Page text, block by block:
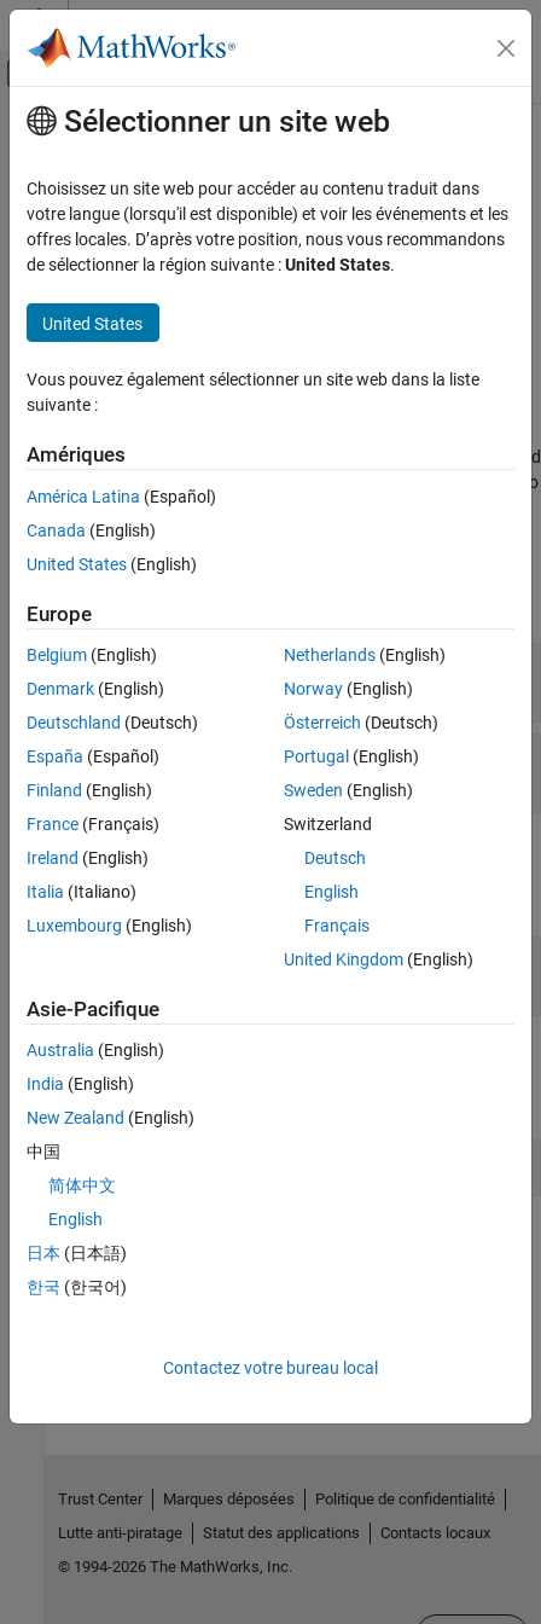
Passer au contenu
Activer/désactiver l'affichage du menu
Accueil de la documentation
Polyspace Bug Finder
Bug Finder Analysis with MATLAB Scripts
Continuous Integration
ON THIS PAGE
Syntax
Description
Input Arguments
Examples
Contenu principal
run
Run aPolyspaceanalysis
expand all in page
run(proj, product)
Description
Polyspace Code Prover™
analysis using the configuration specified
. The analysis results are also
stored inproj.
Input Arguments
proj— Polyspace project
polyspace.Project object
product Type of analysis
Output Arguments
expand all
— Results of a Code Prover analysis
Examples
expand all
Version History
Introduced in R2017b
Sélectionner un site web
Choisissez un site web pour accéder au contenu traduit dans
votre langue (lorsqu'il est disponible) et voir les événements et les
offres locales. D’après votre position, nous vous recommandons
de sélectionner la région suivante :United States.
United States
Vous pouvez également sélectionner un site web dans la liste
suivante :
Amériques
América Latina (Español)
Canada (English)
United States (English)
Europe
Belgium (English)
Denmark (English)
Deutschland (Deutsch)
España (Español)
Finland (English)
France (Français)
Ireland (English)
Italia (Italiano)
Luxembourg (English)
Netherlands(English)
Norway(English)
Österreich (Deutsch)
Portugal (English)
Sweden (English)
Switzerland
Deutsch
English
Français
United Kingdom(English)
Asie-Pacifique
Australia (English)
India (English)
New Zealand (English)
中国
简体中文
English
日本 (日本語)
한국 (한국어)
Contactez votre bureau local
Trust Center Marques déposées
Politique de confidentialité
Lutte anti-piratage
Statut des applications
Contacts locaux
© 1994-2026 The MathWorks, Inc.